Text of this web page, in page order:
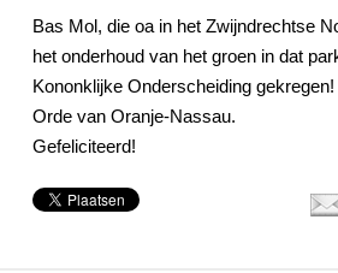
Bas Mol, die oa in het Zwijndrechtse
het onderhoud van het groen in dat
Kononklijke Onderscheiding
Orde van Oranje-Nassau.
Gefeliciteerd!